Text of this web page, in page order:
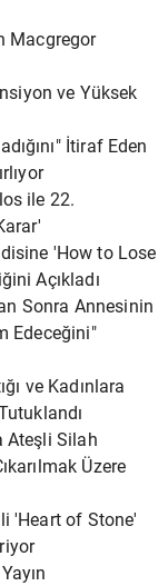
Macgregor
ve Yüksek
İtiraf Eden
ile 22.
'How to Lose
Açıkladı
Sonra Annesinin
Edeceğini"
ve Kadınlara
Ateşli Silah
Üzere
'Heart of Stone'